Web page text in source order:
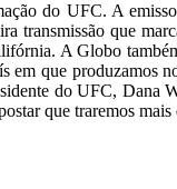
do UFC. A
que
A Globo
que produzamos
do UFC, Dana
que traremos